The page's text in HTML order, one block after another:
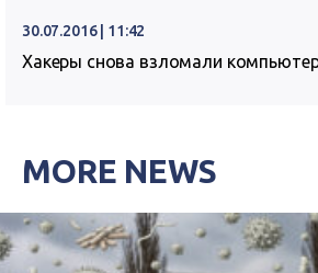
30.07.2016 | 11:42
Хакеры снова взломали
MORE NEWS